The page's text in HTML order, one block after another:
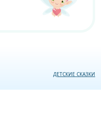
ДЕТСКИЕ СКАЗКИ